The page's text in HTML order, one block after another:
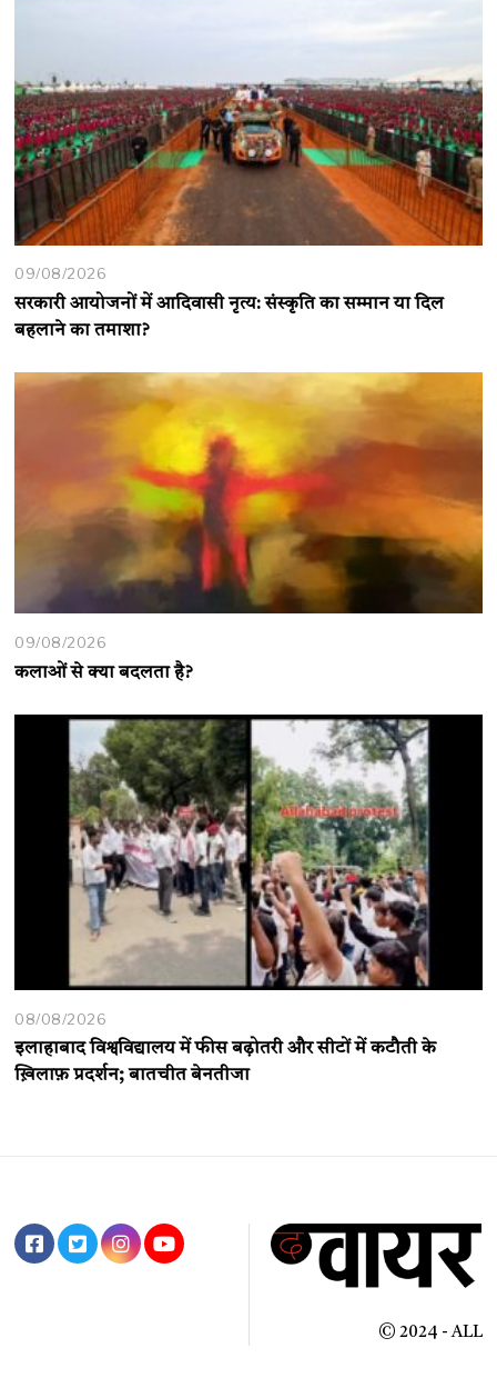
09/08/2026
सरकारी आयोजनों में आदिवासी नृत्य: संस्कृति का सम्मान या दिल
बहलाने का तमाशा?
09/08/2026
कलाओं से क्या बदलता है?
08/08/2026
इलाहाबाद विश्वविद्यालय में फीस बढ़ोतरी और सीटों में कटौती के
ख़िलाफ़ प्रदर्शन; बातचीत बेनतीजा
© 2024 - ALL